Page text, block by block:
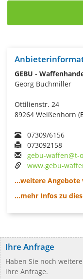
GEBU -
Georg Buchmiller
Ottilienstr. 24
89264 Weißenhorn
07309/6156
073092158
gebu-waffen@t-
www.gebu-
...weitere Angebote
...mehr Infos zu
Ihre Anfrage
Haben Sie noch
ihre Anfrage.